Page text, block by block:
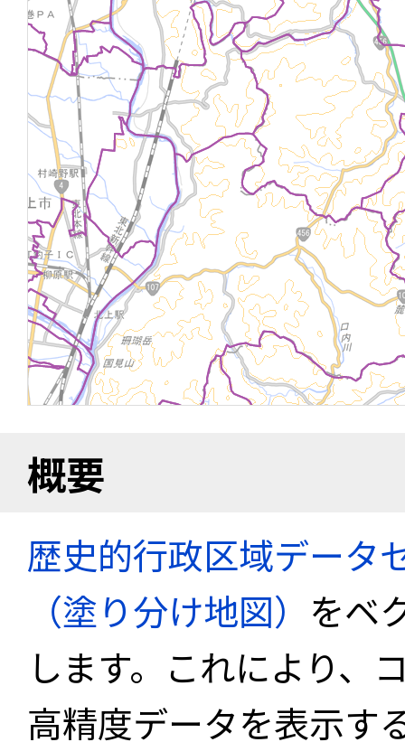
概要
歴史的行政区域データ
（塗り分け地図） をベ
します。これにより、
高精度データを表示す